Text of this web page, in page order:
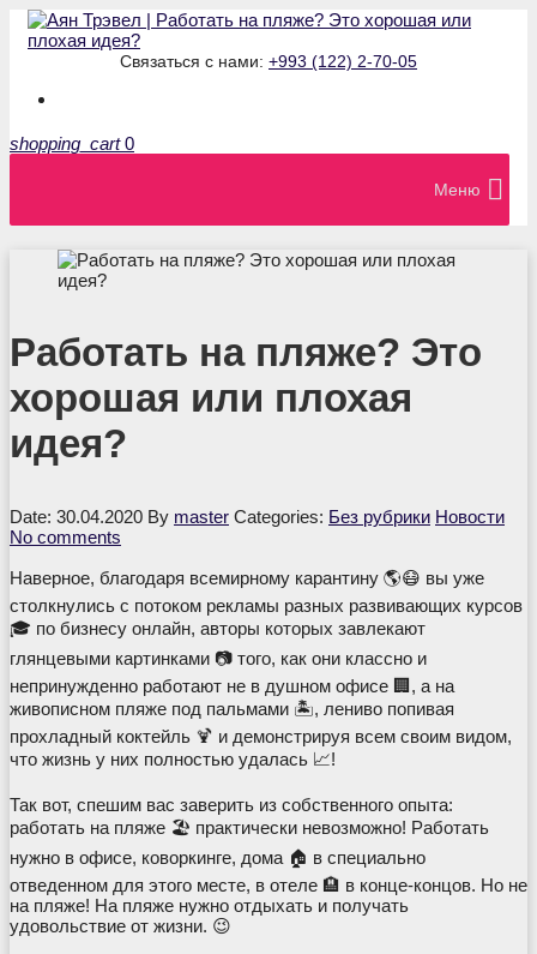
Связаться с нами: +993 (122) 2-70-05
shopping_cart 0
Меню
Работать на пляже? Это
хорошая или плохая
идея?
Date: 30.04.2020 By master Categories: Без рубрики Новости
No comments
Наверное, благодаря всемирному карантину 🌎😷 вы уже
столкнулись с потоком рекламы разных развивающих курсов
🎓 по бизнесу онлайн, авторы которых завлекают
глянцевыми картинками 📷 того, как они классно и
непринужденно работают не в душном офисе 🏢, а на
живописном пляже под пальмами 🏝️, лениво попивая
прохладный коктейль 🍹 и демонстрируя всем своим видом,
что жизнь у них полностью удалась 📈!
Так вот, спешим вас заверить из собственного опыта:
работать на пляже 🏖️ практически невозможно! Работать
нужно в офисе, коворкинге, дома 🏠 в специально
отведенном для этого месте, в отеле 🏨 в конце-концов. Но не
на пляже! На пляже нужно отдыхать и получать
удовольствие от жизни. 😉